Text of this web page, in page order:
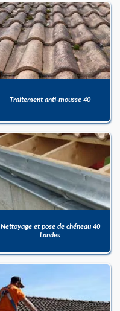
Traitement anti-mousse 40
Nettoyage et pose de chéneau 40
Landes